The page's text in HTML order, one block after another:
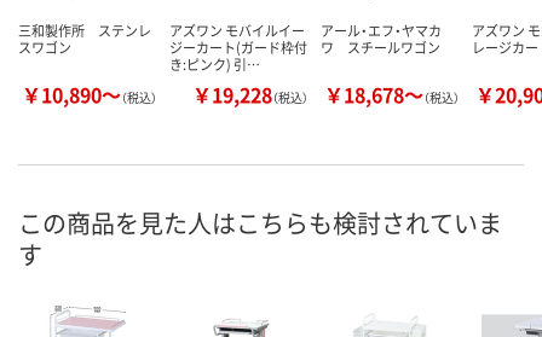
三和製作所 ステンレ
スワゴン
￥10,890～（税込）
アズワン モバイルイー
ジーカート(ガード枠付
き:ピンク) 引…
￥19,228（税込）
アール・エフ・ヤマカ
ワ スチールワゴン
￥18,678～（税込）
アズワン
レージカー
￥
この商品を見た人はこちらも検討されていま
す